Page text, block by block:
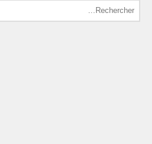
Rechercher :